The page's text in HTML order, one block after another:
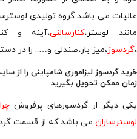
عالیات می باشد.گروه تولیدی
مانند لوستر،کنارسالنی،آینه و
،گردسوز،میز بار،صندلی و….. را در
خرید گردسوز لیزاموری شامپاینی را از
زمان ممکن تحویل بگیرید.
یکی دیگر از گردسوزهای پرفروش
لوسترسازان می باشد که از قسمت